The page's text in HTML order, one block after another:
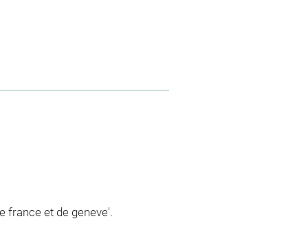
france et de geneve'.